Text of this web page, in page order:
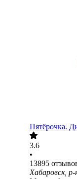
Пятёрочка.
3.6
•
13895
Хабаровск,